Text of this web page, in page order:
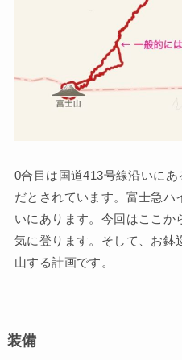
0合目は国道413号線沿いにあ
だとされています。富士急ハ
いにあります。今回はここか
気に登ります。そして、お鉢
山する計画です。
装備